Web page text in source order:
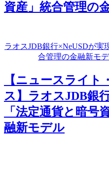
資産」統合管理の
ラオスJDB銀行×NeUSDが実
合管理の金融新モ
【ニュースライト
ス】ラオスJDB銀
「法定通貨と暗号
融新モデル